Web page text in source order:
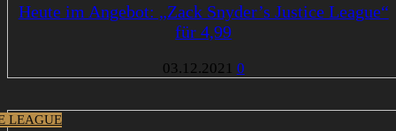
Heute im Angebot: „Zack Snyder’s Justice League“
für 4,99
03.12.2021 0
LEAGUE